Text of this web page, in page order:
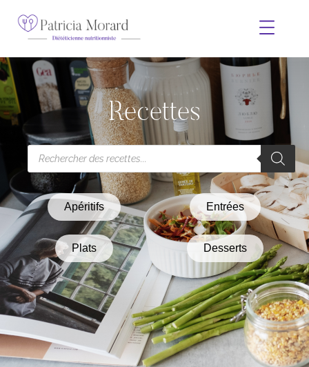
Recettes
Apéritifs Entrées
Plats Desserts